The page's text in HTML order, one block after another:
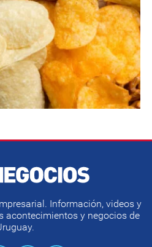
Información, videos y
acontecimientos y negocios de